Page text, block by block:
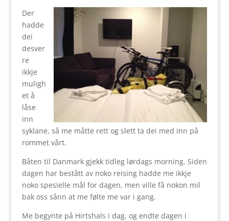
Der
hadde
dei
desver
re
ikkje
muligh
et å
låse
inn
syklane, så me måtte rett og slett ta dei med inn på
rommet vårt.
Båten til Danmark gjekk tidleg lørdags morning. Siden
dagen har bestått av noko reising hadde me ikkje
noko spesielle mål for dagen, men ville få nokon mil
bak oss sånn at me følte me var i gang.
Me begynte på Hirtshals i dag, og endte dagen i